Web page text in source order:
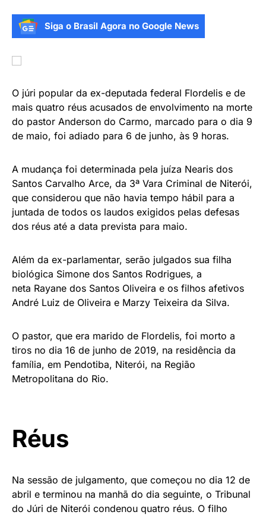
Siga o Brasil Agora no Google News
O júri popular da ex-deputada federal Flordelis e de
mais quatro réus acusados de envolvimento na morte
do pastor Anderson do Carmo, marcado para o dia 9
de maio, foi adiado para 6 de junho, às 9 horas.
A mudança foi determinada pela juíza Nearis dos
Santos Carvalho Arce, da 3ª Vara Criminal de Niterói,
que considerou que não havia tempo hábil para a
juntada de todos os laudos exigidos pelas defesas
dos réus até a data prevista para maio.
Além da ex-parlamentar, serão julgados sua filha
biológica Simone dos Santos Rodrigues, a
neta Rayane dos Santos Oliveira e os filhos afetivos
André Luiz de Oliveira e Marzy Teixeira da Silva.
O pastor, que era marido de Flordelis, foi morto a
tiros no dia 16 de junho de 2019, na residência da
família, em Pendotiba, Niterói, na Região
Metropolitana do Rio.
Réus
Na sessão de julgamento, que começou no dia 12 de
abril e terminou na manhã do dia seguinte, o Tribunal
do Júri de Niterói condenou quatro réus. O filho